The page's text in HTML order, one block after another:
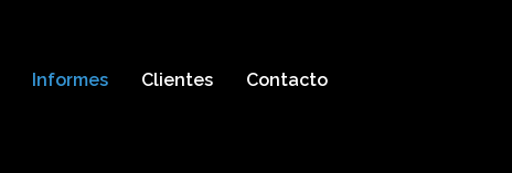
Informes Clientes Contacto